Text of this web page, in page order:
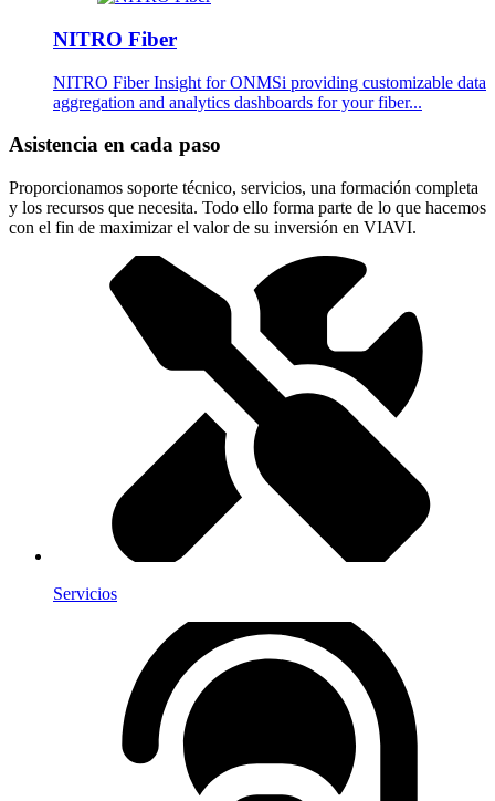
NITRO Fiber
NITRO Fiber Insight for ONMSi providing customizable data
aggregation and analytics dashboards for your fiber...
Asistencia en cada paso
Proporcionamos soporte técnico, servicios, una formación completa
y los recursos que necesita. Todo ello forma parte de lo que hacemos
con el fin de maximizar el valor de su inversión en VIAVI.
Servicios